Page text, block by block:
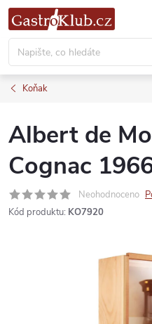
Přejít
na
obsah
Koňak
Albert de
Cognac
Neohodnoceno
Kód produktu: KO7920